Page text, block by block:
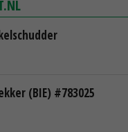
(BIE) #783025